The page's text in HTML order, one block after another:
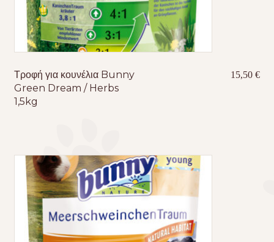
Τροφή για κουνέλια Bunny
Green Dream / Herbs
1,5kg
15,50€